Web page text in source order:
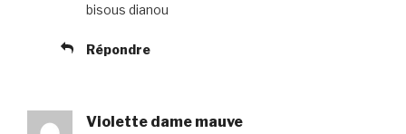
bisous dianou
Répondre
Violette dame mauve